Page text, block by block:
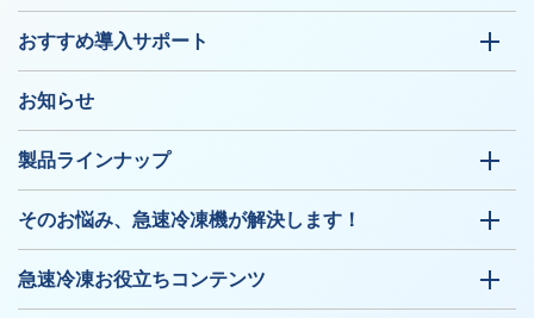
おすすめ導入サポート
お知らせ
製品ラインナップ
そのお悩み、急速冷凍機が解決します！
急速冷凍お役立ちコンテンツ